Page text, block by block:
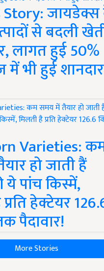
Story:
से बदली
लागत हुई 50%
भी हुई शानदार
Varieties:
हो जाती हैं
पांच किस्में,
हेक्टेयर
पैदावार!
More Stories